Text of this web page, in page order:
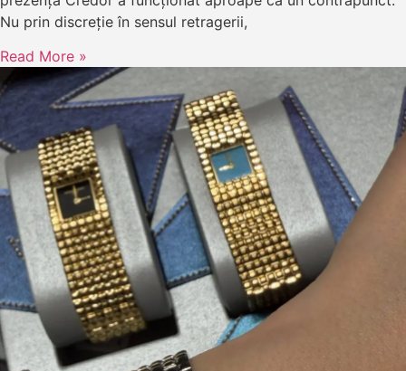
Nu prin discreție în sensul retragerii,
Read More »